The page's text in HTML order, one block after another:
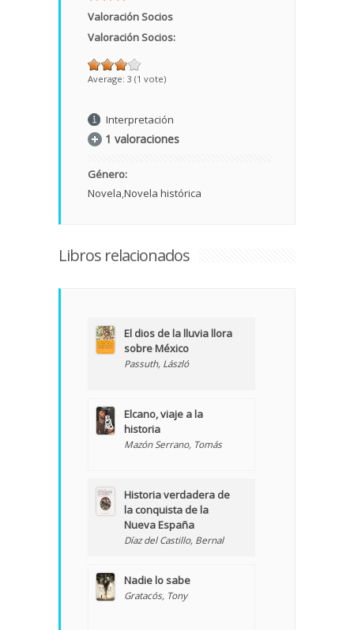
Valoración Socios
Valoración Socios:
Average: 3 (1 vote)
Interpretación
1 valoraciones
Género:
Novela Novela histórica
Libros relacionados
El dios de la lluvia llora
sobre México
Passuth, László
Elcano, viaje a la
historia
Mazón Serrano, Tomás
Historia verdadera de
la conquista de la
Nueva España
Díaz del Castillo, Bernal
Nadie lo sabe
Gratacós, Tony